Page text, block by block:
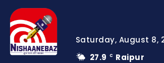
Saturday, August 8,
27.9
C Raipur